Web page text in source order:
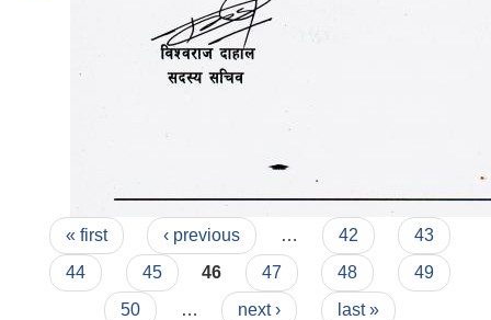
Pages
« first ‹ previous … 42
43
44
45 46 47 48
49
50
… next › last »